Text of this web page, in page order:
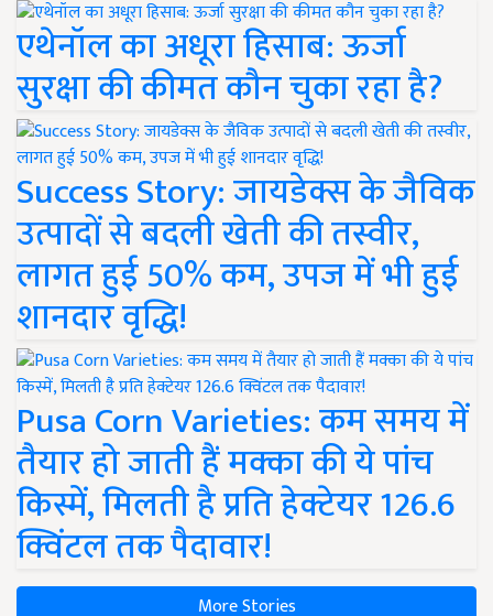
एथेनॉल का अधूरा हिसाब: ऊर्जा
सुरक्षा की कीमत कौन चुका रहा है?
Success Story: जायडेक्स के जैविक
उत्पादों से बदली खेती की तस्वीर,
लागत हुई 50% कम, उपज में भी हुई
शानदार वृद्धि!
Pusa Corn Varieties: कम समय में
तैयार हो जाती हैं मक्का की ये पांच
किस्में, मिलती है प्रति हेक्टेयर 126.6
क्विंटल तक पैदावार!
More Stories